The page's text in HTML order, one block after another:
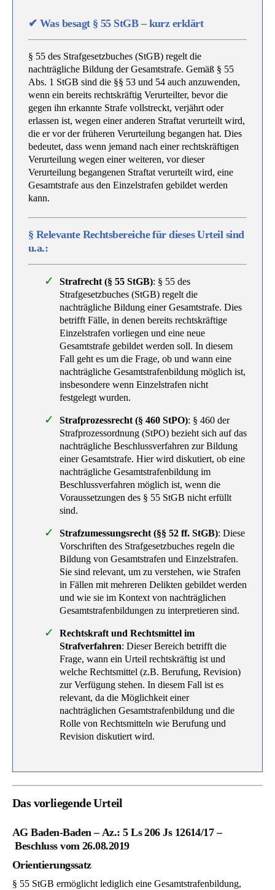
✔ Was besagt § 55 StGB – kurz erklärt
§ 55 des Strafgesetzbuches (StGB) regelt die
nachträgliche Bildung der Gesamtstrafe. Gemäß § 55
Abs. 1 StGB sind die §§ 53 und 54 auch anzuwenden,
wenn ein bereits rechtskräftig Verurteilter, bevor die
gegen ihn erkannte Strafe vollstreckt, verjährt oder
erlassen ist, wegen einer anderen Straftat verurteilt wird,
die er vor der früheren Verurteilung begangen hat. Dies
bedeutet, dass wenn jemand nach einer rechtskräftigen
Verurteilung wegen einer weiteren, vor dieser
Verurteilung begangenen Straftat verurteilt wird, eine
Gesamtstrafe aus den Einzelstrafen gebildet werden
kann.
§ Relevante Rechtsbereiche für dieses Urteil sind
u.a.:
Strafrecht (§ 55 StGB): § 55 des
Strafgesetzbuches (StGB) regelt die
nachträgliche Bildung einer Gesamtstrafe. Dies
betrifft Fälle, in denen bereits rechtskräftige
Einzelstrafen vorliegen und eine neue
Gesamtstrafe gebildet werden soll. In diesem
Fall geht es um die Frage, ob und wann eine
nachträgliche Gesamtstrafenbildung möglich ist,
insbesondere wenn Einzelstrafen nicht
festgelegt wurden.
Strafprozessrecht (§ 460 StPO): § 460 der
Strafprozessordnung (StPO) bezieht sich auf das
nachträgliche Beschlussverfahren zur Bildung
einer Gesamtstrafe. Hier wird diskutiert, ob eine
nachträgliche Gesamtstrafenbildung im
Beschlussverfahren möglich ist, wenn die
Voraussetzungen des § 55 StGB nicht erfüllt
sind.
Strafzumessungsrecht (§§ 52 ff. StGB): Diese
Vorschriften des Strafgesetzbuches regeln die
Bildung von Gesamtstrafen und Einzelstrafen.
Sie sind relevant, um zu verstehen, wie Strafen
in Fällen mit mehreren Delikten gebildet werden
und wie sie im Kontext von nachträglichen
Gesamtstrafenbildungen zu interpretieren sind.
Rechtskraft und Rechtsmittel im
Strafverfahren: Dieser Bereich betrifft die
Frage, wann ein Urteil rechtskräftig ist und
welche Rechtsmittel (z.B. Berufung, Revision)
zur Verfügung stehen. In diesem Fall ist es
relevant, da die Möglichkeit einer
nachträglichen Gesamtstrafenbildung und die
Rolle von Rechtsmitteln wie Berufung und
Revision diskutiert wird.
Das vorliegende Urteil
AG Baden-Baden – Az.: 5 Ls 206 Js 12614/17 –
Beschluss vom 26.08.2019
Orientierungssatz
§ 55 StGB ermöglicht lediglich eine Gesamtstrafenbildung,